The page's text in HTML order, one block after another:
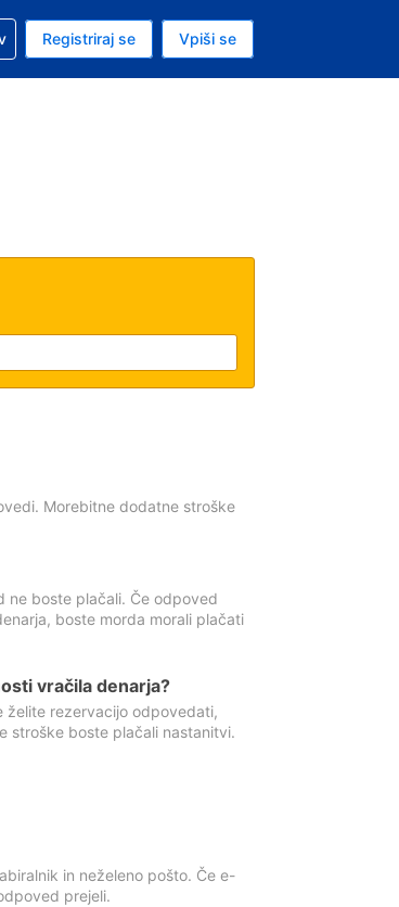
Registriraj se Vpiši se
Morebitne dodatne stroške
ne boste plačali. Če odpoved
boste morda morali plačati
vračila denarja?
želite rezervacijo odpovedati,
stroške boste plačali nastanitvi.
in neželeno pošto. Če e-
prejeli.